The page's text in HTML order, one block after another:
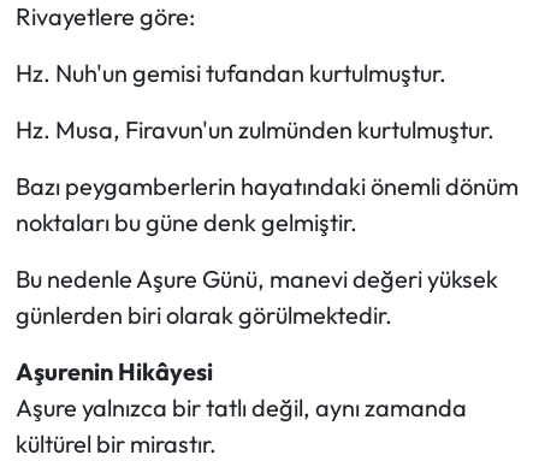
Rivayetlere göre:
Hz. Nuh'un gemisi tufandan kurtulmuştur.
Hz. Musa, Firavun'un zulmünden kurtulmuştur.
Bazı peygamberlerin hayatındaki önemli dönüm
noktaları bu güne denk gelmiştir.
Bu nedenle Aşure Günü, manevi değeri yüksek
günlerden biri olarak görülmektedir.
Aşurenin Hikâyesi
Aşure yalnızca bir tatlı değil, aynı zamanda
kültürel bir mirastır.